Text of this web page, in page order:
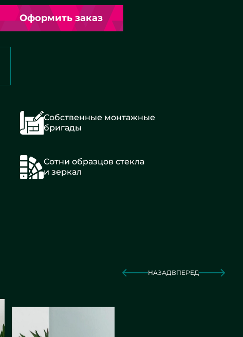
Оформить заказ
Собственные монтажные
бригады
Сотни образцов стекла
и зеркал
НАЗАДВПЕРЕД